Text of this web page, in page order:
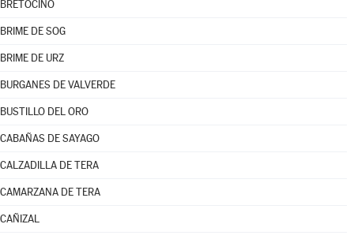
BRETOCINO
BRIME DE SOG
BRIME DE URZ
BURGANES DE VALVERDE
BUSTILLO DEL ORO
CABAÑAS DE SAYAGO
CALZADILLA DE TERA
CAMARZANA DE TERA
CAÑIZAL